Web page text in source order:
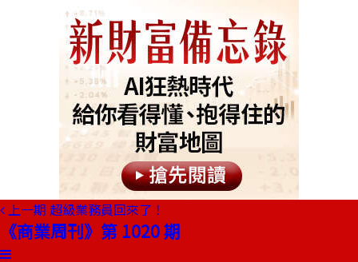
上一期 超級業務員回來了！
《商業周刊》第 1020 期